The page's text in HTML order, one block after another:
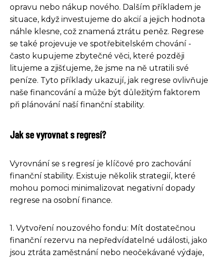
opravu nebo nákup nového. Dalším příkladem je
situace, když investujeme do akcií a jejich hodnota
náhle klesne, což znamená ztrátu peněz. Regrese
se také projevuje ve spotřebitelském chování -
často kupujeme zbytečné věci, které později
litujeme a zjišťujeme, že jsme na ně utratili své
peníze. Tyto příklady ukazují, jak regrese ovlivňuje
naše financování a může být důležitým faktorem
při plánování naší finanční stability.
Jak se vyrovnat s regresí?
Vyrovnání se s regresí je klíčové pro zachování
finanční stability. Existuje několik strategií, které
mohou pomoci minimalizovat negativní dopady
regrese na osobní finance.
1. Vytvoření nouzového fondu: Mít dostatečnou
finanční rezervu na nepředvídatelné události, jako
jsou ztráta zaměstnání nebo neočekávané výdaje,